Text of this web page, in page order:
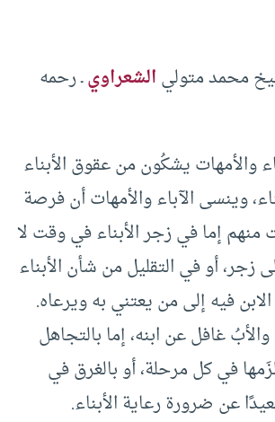
محمد متوليالشعراويـ رحمه
والأمهات يشكُون من عقوق الأبناء
وينسى الآباء والأمهات أن فرصة
منهم إما في زجر الأبناء في وقت لا
زجر، أو في التقليل من شأن الأبناء
فيه إلى من يعتني به ويرعاه.
غافل عن ابنه، إما بالتجاهل
في كل مرحلة، أو بالغرق في
عن ضرورة رعاية الأبناء.